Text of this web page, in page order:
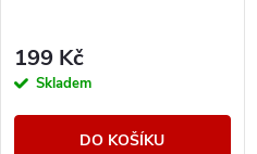
199 Kč
Skladem
DO KOŠÍKU